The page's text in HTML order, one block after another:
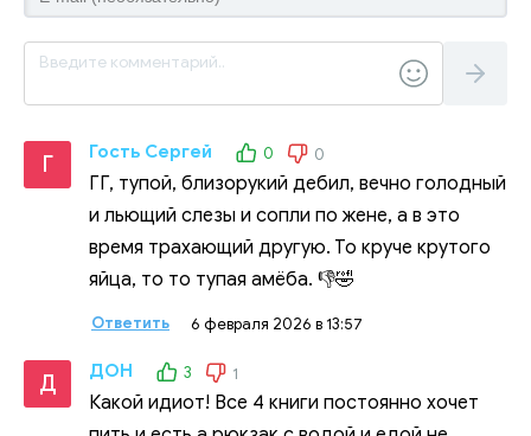
Г Гость Сергей 0 0
ГГ, тупой, близорукий дебил, вечно голодный
и льющий слезы и сопли по жене, а в это
время трахающий другую. То круче крутого
яйца, то то тупая амёба. 👎🤣
Ответить 6 февраля 2026 в 13:57
Д ДОН 3 1
Какой идиот! Все 4 книги постоянно хочет